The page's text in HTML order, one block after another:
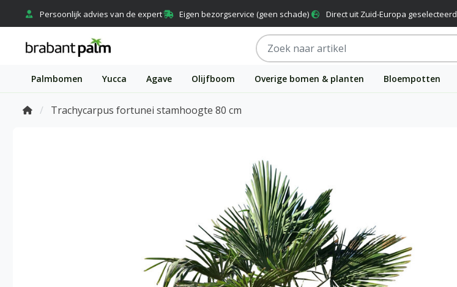
Persoonlijk advies van de expert Eigen bezorgservice (geen schade) Direct uit Zuid-Europa geselecteerd
Palmbomen Yucca Agave Olijfboom Overige bomen & planten Bloempotten
Trachycarpus fortunei stamhoogte 80 cm